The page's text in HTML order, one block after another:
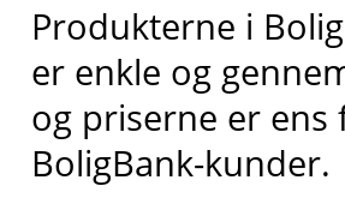
Produkterne i
er enkle og
og priserne er ens
BoligBank-kunder.